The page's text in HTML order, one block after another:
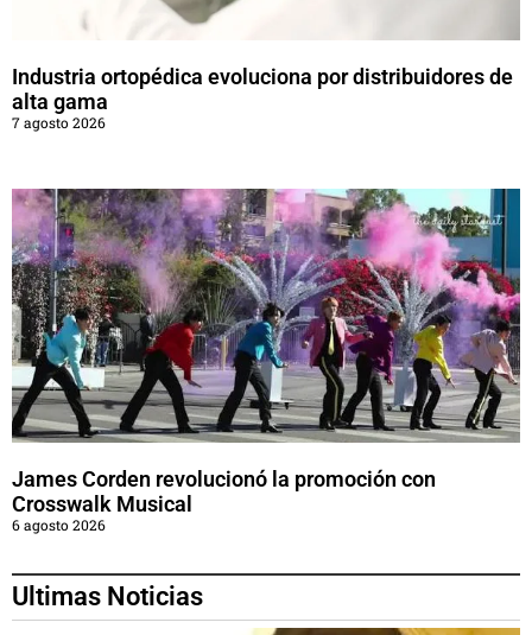
Industria ortopédica evoluciona por distribuidores de
alta gama
7 agosto 2026
James Corden revolucionó la promoción con
Crosswalk Musical
6 agosto 2026
Ultimas Noticias